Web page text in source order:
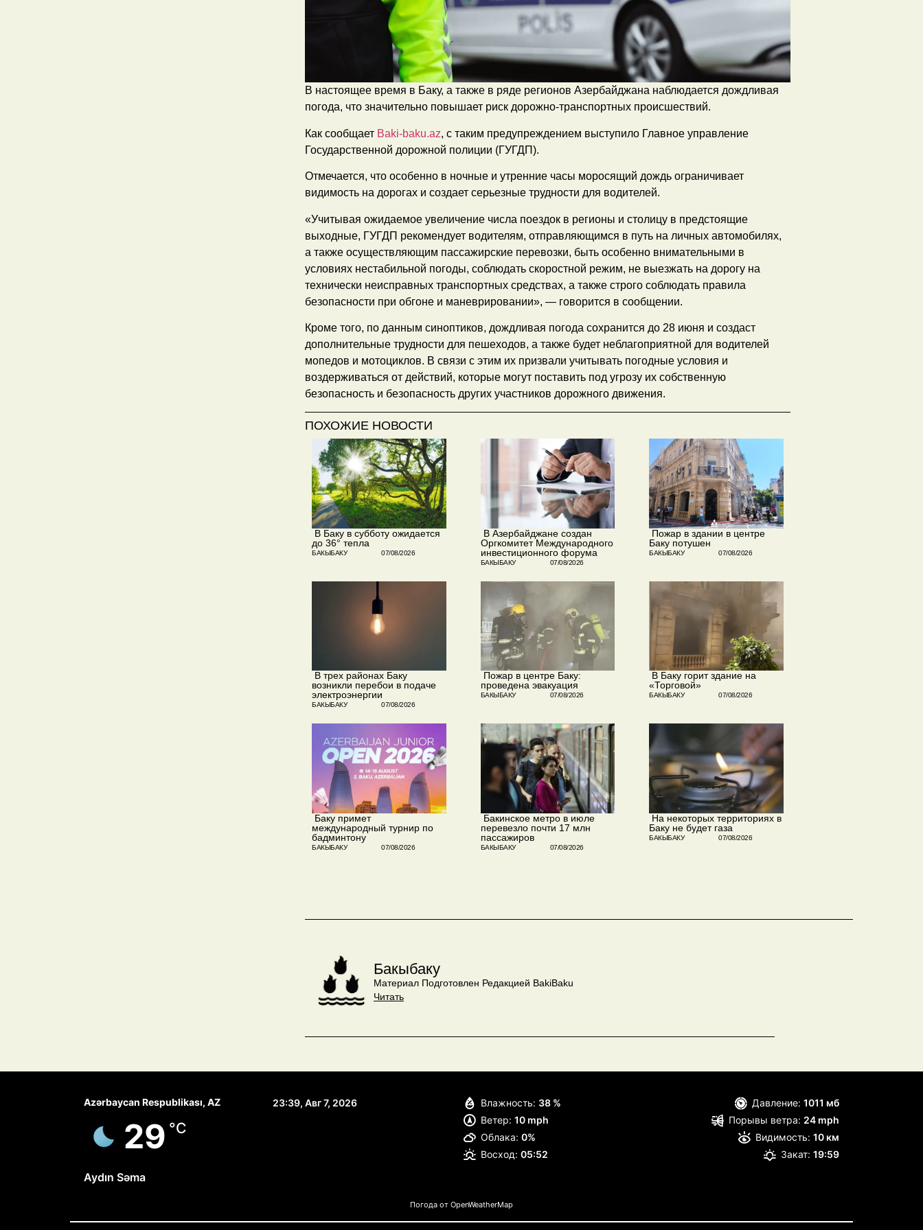
В настоящее время в Баку, а также в ряде регионов Азербайджана наблюдается дождливая
погода, что значительно повышает риск дорожно-транспортных происшествий.
Как сообщает Baki-baku.az, с таким предупреждением выступило Главное управление
Государственной дорожной полиции (ГУГДП).
Отмечается, что особенно в ночные и утренние часы моросящий дождь ограничивает
видимость на дорогах и создает серьезные трудности для водителей.
«Учитывая ожидаемое увеличение числа поездок в регионы и столицу в предстоящие
выходные, ГУГДП рекомендует водителям, отправляющимся в путь на личных автомобилях,
а также осуществляющим пассажирские перевозки, быть особенно внимательными в
условиях нестабильной погоды, соблюдать скоростной режим, не выезжать на дорогу на
технически неисправных транспортных средствах, а также строго соблюдать правила
безопасности при обгоне и маневрировании», — говорится в сообщении.
Кроме того, по данным синоптиков, дождливая погода сохранится до 28 июня и создаст
дополнительные трудности для пешеходов, а также будет неблагоприятной для водителей
мопедов и мотоциклов. В связи с этим их призвали учитывать погодные условия и
воздерживаться от действий, которые могут поставить под угрозу их собственную
безопасность и безопасность других участников дорожного движения.
ПОХОЖИЕ НОВОСТИ
​ В Баку в субботу ожидается
до 36° тепла
БАКЫБАКУ 07/08/2026
​ В Азербайджане создан
Оргкомитет Международного
инвестиционного форума
БАКЫБАКУ 07/08/2026
​ Пожар в здании в центре
Баку потушен
БАКЫБАКУ 07/08/2026
​ В трех районах Баку
возникли перебои в подаче
электроэнергии
БАКЫБАКУ 07/08/2026
​ Пожар в центре Баку:
проведена эвакуация
БАКЫБАКУ 07/08/2026
​ В Баку горит здание на
«Торговой»
БАКЫБАКУ 07/08/2026
​ Баку примет
международный турнир по
бадминтону
БАКЫБАКУ 07/08/2026
​ Бакинское метро в июле
перевезло почти 17 млн
пассажиров
БАКЫБАКУ 07/08/2026
​ На некоторых территориях в
Баку не будет газа
БАКЫБАКУ 07/08/2026
Бакыбаку
Материал Подготовлен Редакцией BakiBaku
Читать
Azərbaycan Respublikası, AZ 23:39, Авг 7, 2026
29 °C
Aydın Səma
Влажность: 38 % Давление: 1011 мб
Ветер: 10 mph Порывы ветра: 24 mph
Облака: 0% Видимость: 10 км
Восход: 05:52 Закат: 19:59
Погода от OpenWeatherMap